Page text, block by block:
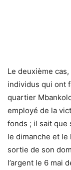
Le deuxième
individus qui ont
quartier
employé de la
fonds ; il sait que
le dimanche et le
sortie de son
l’argent le 6 mai